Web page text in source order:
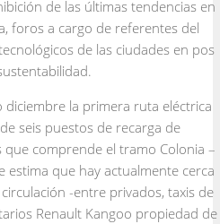
de las últimas tendencias en
foros a cargo de referentes del
de las ciudades en pos
la primera ruta eléctrica
seis puestos de recarga de
que comprende el tramo Colonia –
estima que hay actualmente cerca
-entre privados, taxis de
Renault Kangoo propiedad de